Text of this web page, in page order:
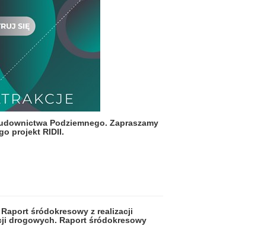
Podziemnego. Zapraszamy
projekt RIDII.
śródokresowy z realizacji
drogowych. Raport śródokresowy